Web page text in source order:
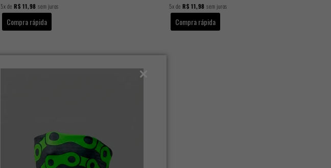
5xde R$ 11,98 sem juros
Compra rápida
5xde R$ 11,98 sem juros
Compra rápida